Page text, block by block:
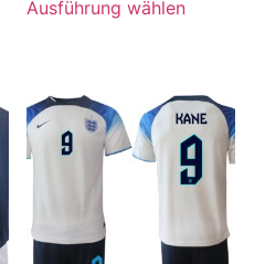
Ausführung wählen